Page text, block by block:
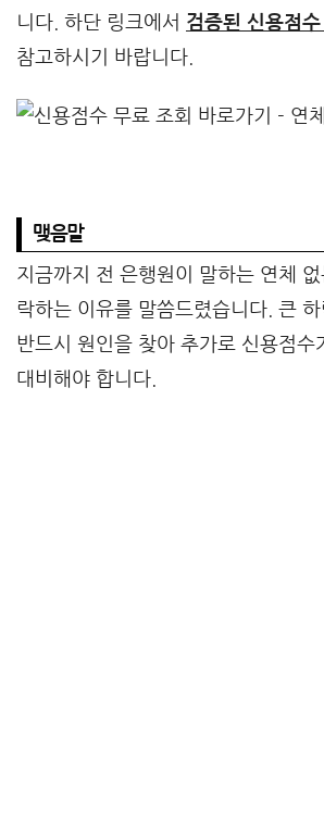
니다. 하단 링크에서 검증된 신용점
참고하시기 바랍니다.
맺음말
지금까지 전 은행원이 말하는 연체
락하는 이유를 말씀드렸습니다. 큰
반드시 원인을 찾아 추가로 신용점수
대비해야 합니다.